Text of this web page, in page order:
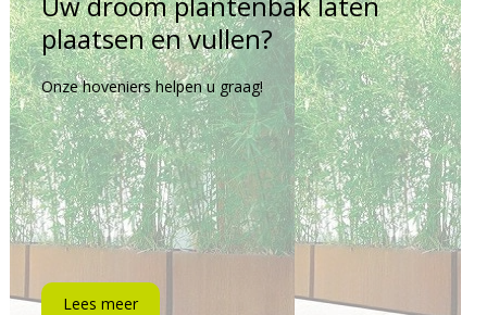
plaatsen en vullen?
Onze hoveniers helpen u graag!
Lees meer